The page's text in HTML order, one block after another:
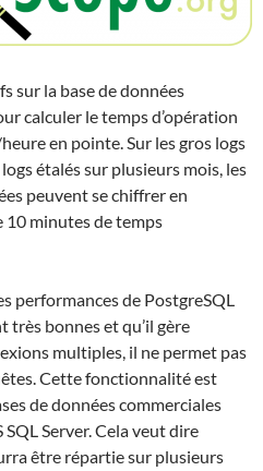
sur la base de données
calculer le temps d’opération
en pointe. Sur les gros logs
étalés sur plusieurs mois, les
peuvent se chiffrer en
minutes de temps
performances de PostgreSQL
très bonnes et qu’il gère
multiples, il ne permet pas
Cette fonctionnalité est
de données commerciales
Server. Cela veut dire
être répartie sur plusieurs